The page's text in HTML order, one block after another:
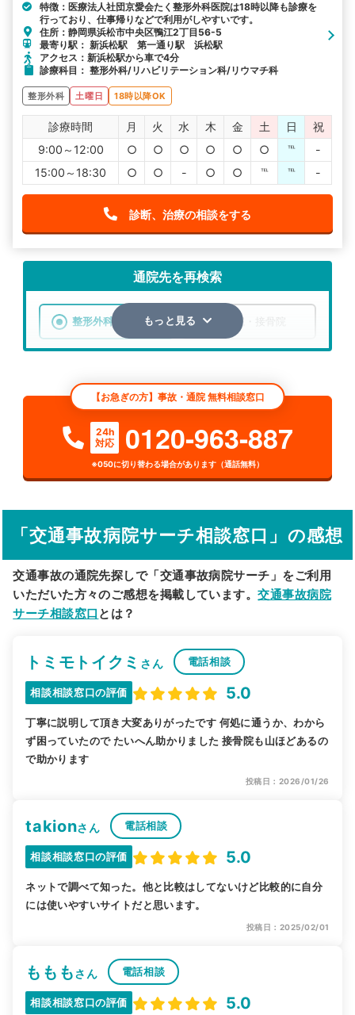
特徴：医療法人社団京愛会たく整形外科医院は18時以降も診療を
行っており、仕事帰りなどで利用がしやすいです。
住所：静岡県浜松市中央区鴨江2丁目56-5
最寄り駅： 新浜松駅 第一通り駅 浜松駅
アクセス：新浜松駅から車で4分
診療科目： 整形外科/リハビリテーション科/リウマチ科
整形外科 土曜日 18時以降OK
診療時間 月 火 水 木 金 土 日
祝
9:00～12:00
○ ○ ○ ○ ○ ○ ℡
-
15:00～18:30
○ ○ - ○ ○ ℡ ℡ -
診断、治療の相談をする
通院先を再検索
整形外科 整骨院・接骨院
検索する
詳細条件で絞り込む
その他の検索方法
駅から探す 院名から探す
もっと見る
【お急ぎの方】事故・通院 無料相談窓口
24h
対応
0120-963-887
※050に切り替わる場合があります（通話無料）
「交通事故病院サーチ相談窓口」の感想
交通事故の通院先探しで「交通事故病院サーチ」をご利用
いただいた方々のご感想を掲載しています。交通事故病院
サーチ相談窓口 とは？
トミモトイクミ さん 電話相談
相談相談窓口の評価 5.0
丁寧に説明して頂き大変ありがったです 何処に通うか、わから
ず困っていたので たいへん助かりました 接骨院も山ほどあるの
で助かります
投稿日：2026/01/26
takionさん 電話相談
相談相談窓口の評価 5.0
ネットで調べて知った。他と比較はしてないけど比較的に自分
には使いやすいサイトだと思います。
投稿日：2025/02/01
もももさん 電話相談
相談相談窓口の評価 5.0